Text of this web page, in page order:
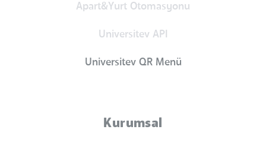
Apart&Yurt Otomasyonu
Universitev API
Universitev QR Menü
Kurumsal